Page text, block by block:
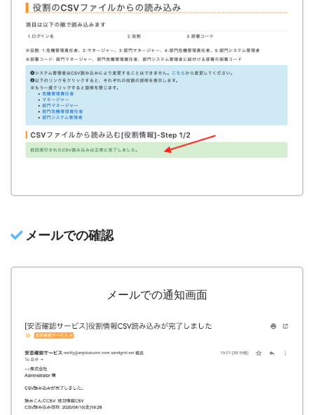
メールでの確認
メールでの通知画面